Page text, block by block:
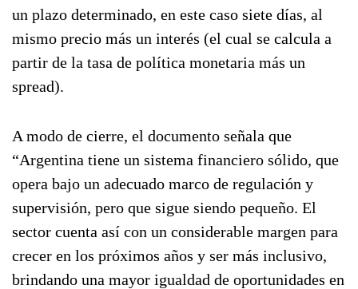
un plazo determinado, en este caso siete días, al
mismo precio más un interés (el cual se calcula a
partir de la tasa de política monetaria más un
spread).
A modo de cierre, el documento señala que
“Argentina tiene un sistema financiero sólido, que
opera bajo un adecuado marco de regulación y
supervisión, pero que sigue siendo pequeño. El
sector cuenta así con un considerable margen para
crecer en los próximos años y ser más inclusivo,
brindando una mayor igualdad de oportunidades en